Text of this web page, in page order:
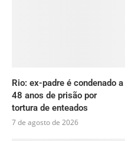
Rio: ex-padre é condenado a
48 anos de prisão por
tortura de enteados
7 de agosto de 2026